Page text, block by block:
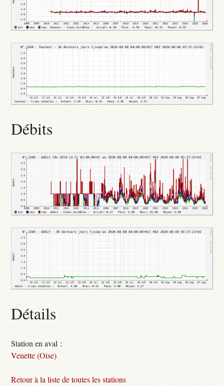
Débits
Détails
Station en aval :
Venette (Oise)
Retour à la liste de toutes les stations